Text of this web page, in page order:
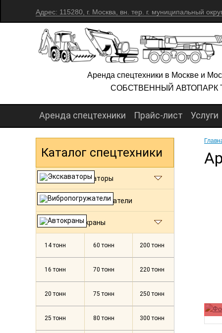
Адрес: 115280, г. Москва, вн. тер. г. муниципальный
Аренда спецтехники в Москве и
СОБСТВЕННЫЙ АВТОПАРК
Аренда спецтехники Прайс-лист Услуги
Каталог спецтехники
Экскаваторы
Вибропогружатели
Автокраны
14 тонн
16 тонн
20 тонн
25 тонн
60 тонн
70 тонн
75 тонн
80 тонн
200 тонн
220 тонн
250 тонн
300 тонн